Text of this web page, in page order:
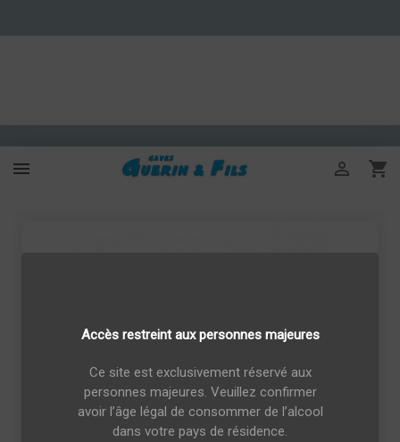
Accès restreint aux personnes majeures
Ce site est exclusivement réservé aux
personnes majeures. Veuillez confirmer
avoir l’âge légal de consommer de l’alcool
dans votre pays de résidence.
 
